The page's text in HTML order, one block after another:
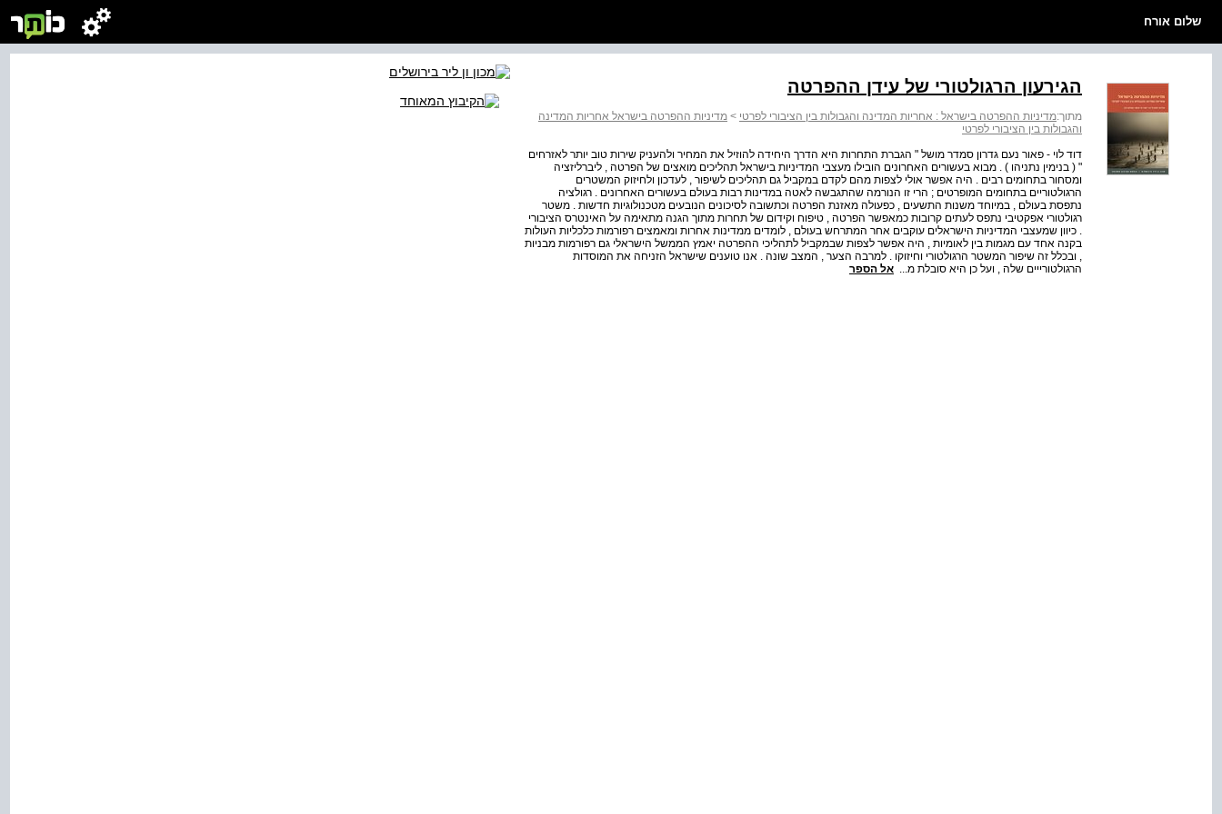
שלום אורח
הגירעון הרגולטורי של עידן ההפרטה
מתוך:מדיניות ההפרטה בישראל : אחריות המדינה והגבולות בין הציבורי לפרטי > מדיניות ההפרטה בישראל אחריות המדינה
והגבולות בין הציבורי לפרטי
דוד לוי - פאור נעם גדרון סמדר מושל " הגברת התחרות היא הדרך היחידה להוזיל את המחיר ולהעניק שירות טוב יותר לאזרחים
" ( בנימין נתניהו ) . מבוא בעשורים האחרונים הובילו מעצבי המדיניות בישראל תהליכים מואצים של הפרטה , ליברליזציה
ומסחור בתחומים רבים . היה אפשר אולי לצפות מהם לקדם במקביל גם תהליכים לשיפור , לעדכון ולחיזוק המשטרים
הרגולטוריים בתחומים המופרטים ; הרי זו הנורמה שהתגבשה לאטה במדינות רבות בעולם בעשורים האחרונים . רגולציה
נתפסת בעולם , במיוחד משנות התשעים , כפעולה מאזנת הפרטה וכתשובה לסיכונים הנובעים מטכנולוגיות חדשות . משטר
רגולטורי אפקטיבי נתפס לעתים קרובות כמאפשר הפרטה , טיפוח וקידום של תחרות מתוך הגנה מתאימה על האינטרס הציבורי
. כיוון שמעצבי המדיניות הישראלים עוקבים אחר המתרחש בעולם , לומדים ממדינות אחרות ומאמצים רפורמות כלכליות העולות
בקנה אחד עם מגמות בין לאומיות , היה אפשר לצפות שבמקביל לתהליכי ההפרטה יאמץ הממשל הישראלי גם רפורמות מבניות
, ובכלל זה שיפור המשטר הרגולטורי וחיזוקו . למרבה הצער , המצב שונה . אנו טוענים שישראל הזניחה את המוסדות
הרגולטורייים שלה , ועל כן היא סובלת מ... אל הספר